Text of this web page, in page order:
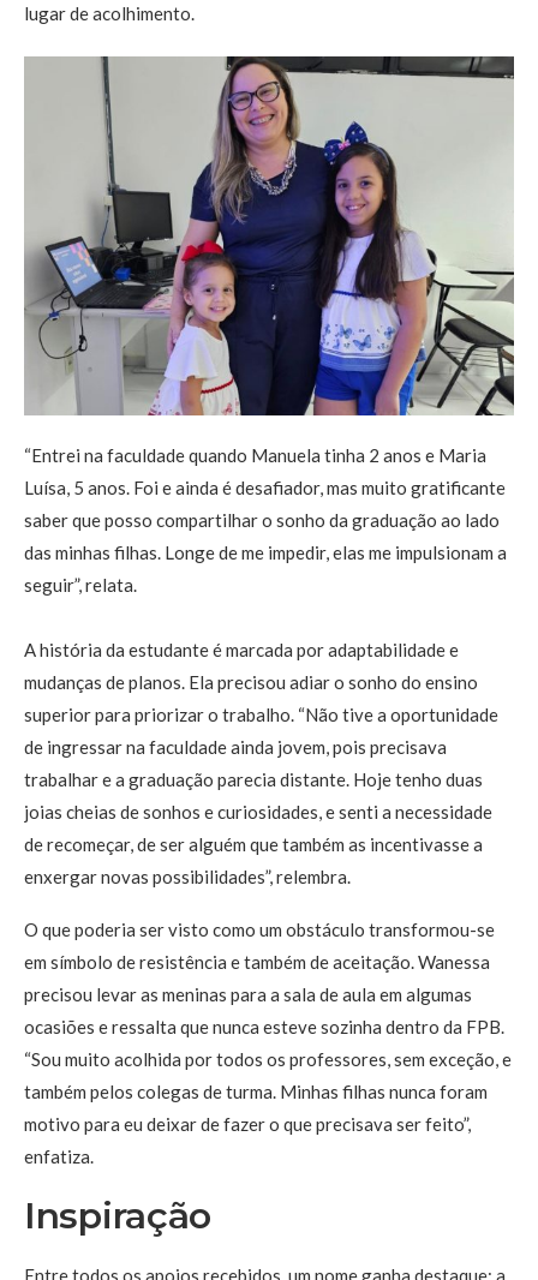
lugar de acolhimento.
“Entrei na faculdade quando Manuela tinha 2 anos e Maria
Luísa, 5 anos. Foi e ainda é desafiador, mas muito gratificante
saber que posso compartilhar o sonho da graduação ao lado
das minhas filhas. Longe de me impedir, elas me impulsionam a
seguir”, relata.
A história da estudante é marcada por adaptabilidade e
mudanças de planos. Ela precisou adiar o sonho do ensino
superior para priorizar o trabalho. “Não tive a oportunidade
de ingressar na faculdade ainda jovem, pois precisava
trabalhar e a graduação parecia distante. Hoje tenho duas
joias cheias de sonhos e curiosidades, e senti a necessidade
de recomeçar, de ser alguém que também as incentivasse a
enxergar novas possibilidades”, relembra.
O que poderia ser visto como um obstáculo transformou-se
em símbolo de resistência e também de aceitação. Wanessa
precisou levar as meninas para a sala de aula em algumas
ocasiões e ressalta que nunca esteve sozinha dentro da FPB.
“Sou muito acolhida por todos os professores, sem exceção, e
também pelos colegas de turma. Minhas filhas nunca foram
motivo para eu deixar de fazer o que precisava ser feito”,
enfatiza.
Inspiração